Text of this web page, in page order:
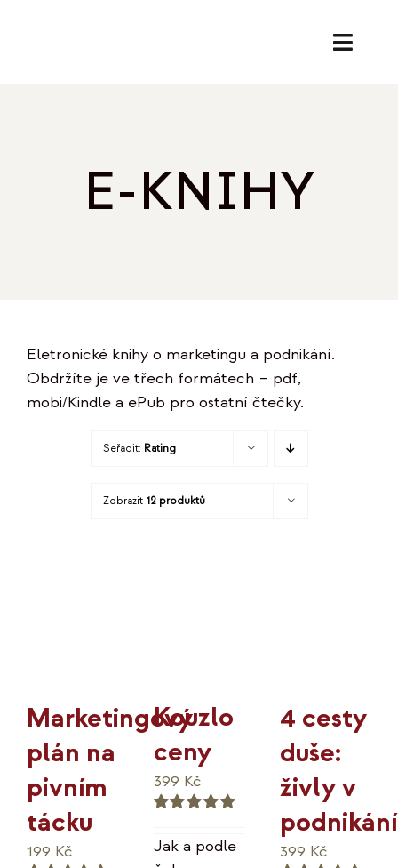
E-KNIHY
Eletronické knihy o marketingu a podnikání.
Obdržíte je ve třech formátech – pdf,
mobi/Kindle a ePub pro ostatní čtečky.
Seřadit: Rating
Zobrazit 12 produktů
Marketingový
plán na
pivním
tácku
199 Kč
Kouzlo
ceny
5.00 z 5
399 Kč
Jak a podle
4 cesty
duše:
živly v
podnikání
399 Kč